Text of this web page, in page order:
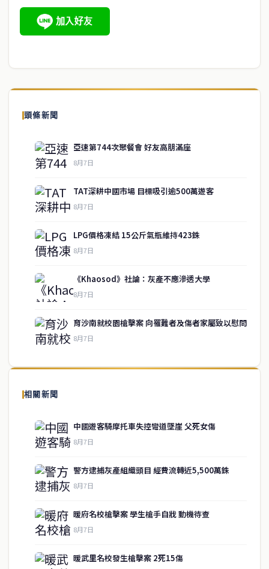
頭條新聞
亞速第744次聚餐會 好友高朋滿座
8月7日
TAT深耕中國市場 目標吸引逾500萬遊客
8月7日
LPG價格凍結 15公斤氣瓶維持423銖
8月7日
《Khaosod》社論：灰產不應滲透大學
8月7日
育沙南就校園槍擊案 向罹難者及傷者家屬致以慰問
8月7日
相關新聞
中國遊客騎摩托車失控彎道墜崖 父死女傷
8月7日
警方逮捕灰產組織頭目 經費流轉近5,500萬銖
8月7日
暖府名校槍擊案 學生槍手自戕 動機待查
8月7日
暖武里名校發生槍擊案 2死15傷
關於我們
泰國中文新聞（TCN）是一家總部設於曼谷的中文新聞媒體，致力於
供即時、客觀、多元的中文新聞內容。
房地產
service@thaichinesenews.com